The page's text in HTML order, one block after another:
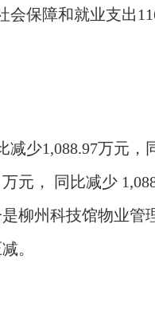
保障和就业支出
少1,088.97万元，
元， 同比减少
柳州科技馆物业
。